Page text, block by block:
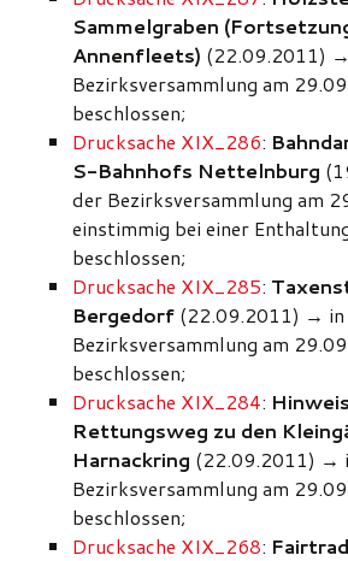
Sammelgraben
Annenfleets) (22.09.2011) →
Bezirksversammlung am
beschlossen;
Drucksache XIX_286:
S-Bahnhofs Nettelnburg
der Bezirksversammlung am
einstimmig bei einer
beschlossen;
Drucksache XIX_285:
Bergedorf (22.09.2011) →
Bezirksversammlung am
beschlossen;
Drucksache XIX_284:
Rettungsweg zu den
Harnackring (22.09.2011) →
Bezirksversammlung am
beschlossen;
Drucksache XIX_268: